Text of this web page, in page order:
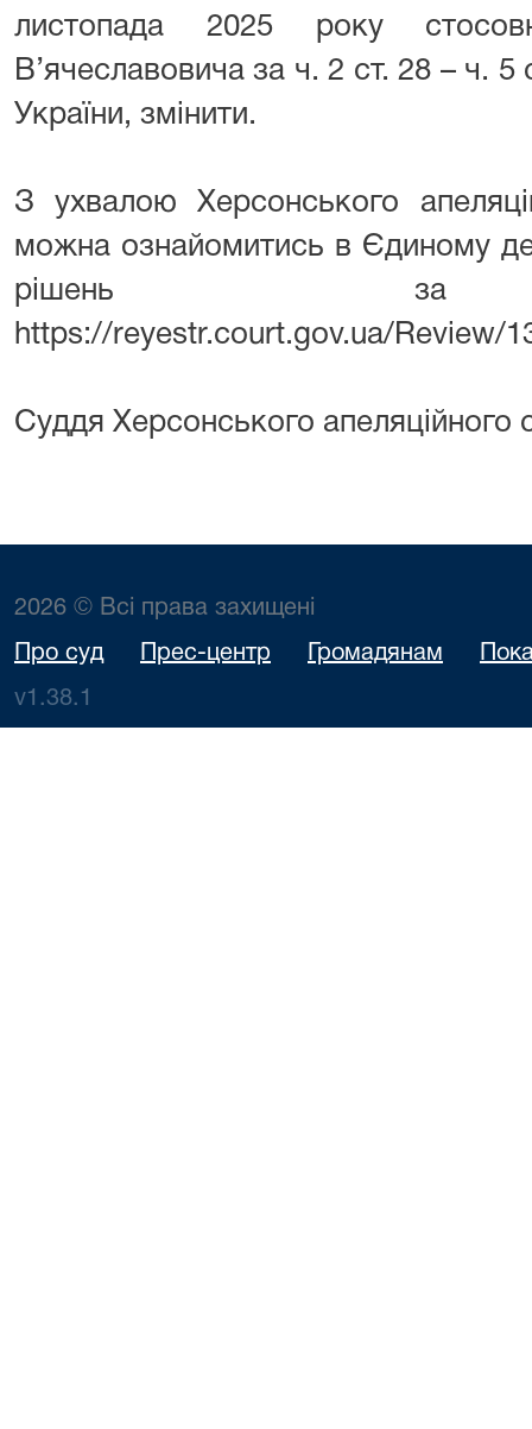
листопада 2025 року
В’ячеславовича за ч. 2 ст. 28 – ч.
України, змінити.
З ухвалою Херсонського
можна ознайомитись в Єдиному
рішень за
https://reyestr.court.gov.ua/Review/
Суддя Херсонського
2026 © Всі права захищені
Про суд Прес-центр Громадянам
v1.38.1